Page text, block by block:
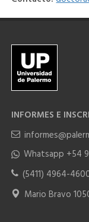
INFORMES E
Whatsapp +54
(5411) 4964-
Mario Bravo